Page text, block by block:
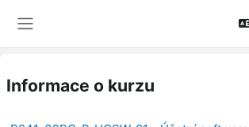
Informace o kurzu